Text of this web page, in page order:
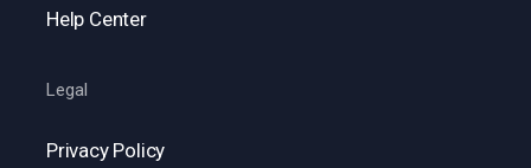
Help Center
Legal
Privacy Policy